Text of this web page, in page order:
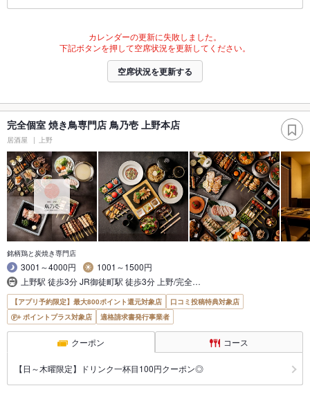
カレンダーの更新に失敗しました。
下記ボタンを押して空席状況を更新してください。
空席状況を更新する
完全個室 焼き鳥専門店 鳥乃壱 上野本店
居酒屋 上野
銘柄鶏と炭焼き専門店
3001～4000円
1001～1500円
上野駅 徒歩3分 JR御徒町駅 徒歩3分 上野/完全…
【アプリ予約限定】最大800ポイント還元対象店
口コミ投稿特典対象店
ポイントプラス対象店
適格請求書発行事業者
クーポン コース
【日～木曜限定】ドリンク一杯目100円クーポン◎